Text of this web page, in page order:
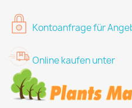
Kontoanfrage für
Online kaufen unter